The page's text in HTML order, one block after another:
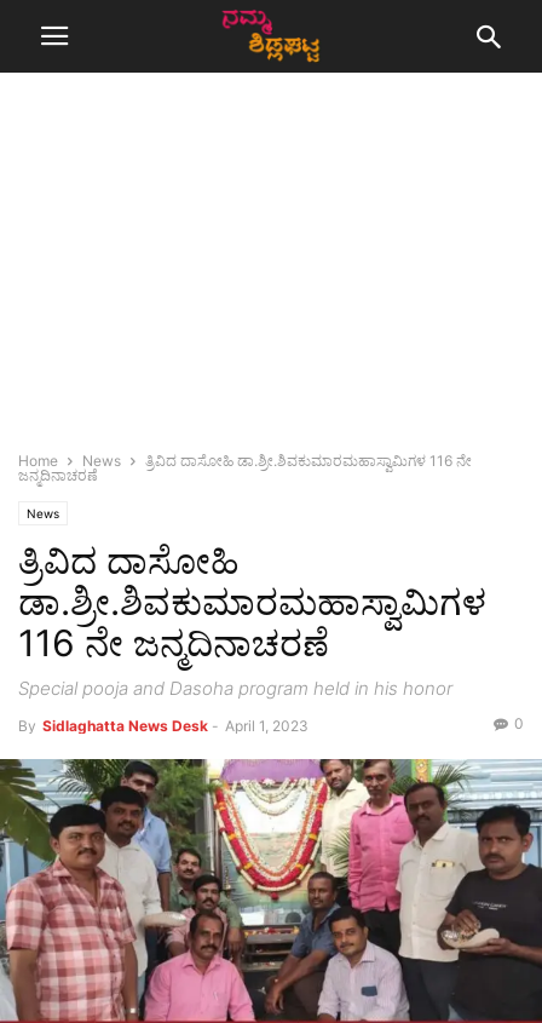
Home News
ತ್ರಿವಿದ ದಾಸೋಹಿ ಡಾ.ಶ್ರೀ.ಶಿವಕುಮಾರಮಹಾಸ್ವಾಮಿಗಳ 116 ನೇ
ಜನ್ಮದಿನಾಚರಣೆ
News
ತ್ರಿವಿದ ದಾಸೋಹಿ
ಡಾ.ಶ್ರೀ.ಶಿವಕುಮಾರಮಹಾಸ್ವಾಮಿಗಳ
116 ನೇ ಜನ್ಮದಿನಾಚರಣೆ
Special pooja and Dasoha program held in his honor
By Sidlaghatta News Desk - April 1, 2023 0